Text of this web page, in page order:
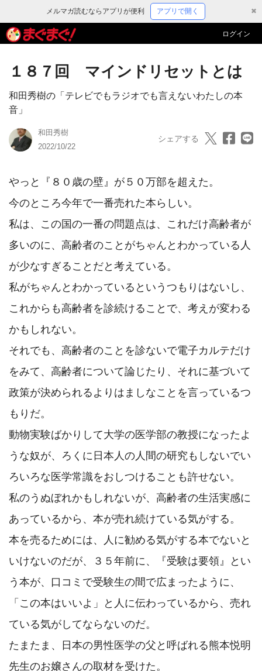
メルマガ読むならアプリが便利 アプリで開く ✖
ログイン
１８７回 マインドリセットとは
和田秀樹の「テレビでもラジオでも言えないわたしの本
音」
和田秀樹
2022/10/22
シェアする
やっと『８０歳の壁』が５０万部を超えた。
今のところ今年で一番売れた本らしい。
私は、この国の一番の問題点は、これだけ高齢者が
多いのに、高齢者のことがちゃんとわかっている人
が少なすぎることだと考えている。
私がちゃんとわかっているというつもりはないし、
これからも高齢者を診続けることで、考えが変わる
かもしれない。
それでも、高齢者のことを診ないで電子カルテだけ
をみて、高齢者について論じたり、それに基づいて
政策が決められるよりはましなことを言っているつ
もりだ。
動物実験ばかりして大学の医学部の教授になったよ
うな奴が、ろくに日本人の人間の研究もしないでい
ろいろな医学常識をおしつけることも許せない。
私のうぬぼれかもしれないが、高齢者の生活実感に
あっているから、本が売れ続けている気がする。
本を売るためには、人に勧める気がする本でないと
いけないのだが、３５年前に、『受験は要領』とい
う本が、口コミで受験生の間で広まったように、
「この本はいいよ」と人に伝わっているから、売れ
ている気がしてならないのだ。
たまたま、日本の男性医学の父と呼ばれる熊本悦明
先生のお嬢さんの取材を受けた。